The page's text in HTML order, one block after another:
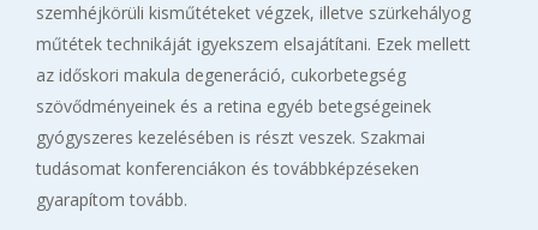
szemhéjkörüli kisműtéteket végzek, illetve szürkehályog
műtétek technikáját igyekszem elsajátítani. Ezek mellett
az időskori makula degeneráció, cukorbetegség
szövődményeinek és a retina egyéb betegségeinek
gyógyszeres kezelésében is részt veszek. Szakmai
tudásomat konferenciákon és továbbképzéseken
gyarapítom tovább.